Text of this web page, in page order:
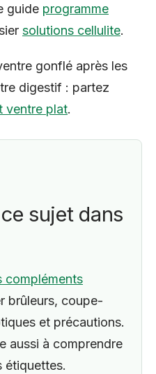
guide programme
solutions cellulite.
gonflé après les
digestif : partez
ventre plat.
sujet dans
compléments
brûleurs, coupe-
et précautions.
aussi à comprendre
étiquettes.